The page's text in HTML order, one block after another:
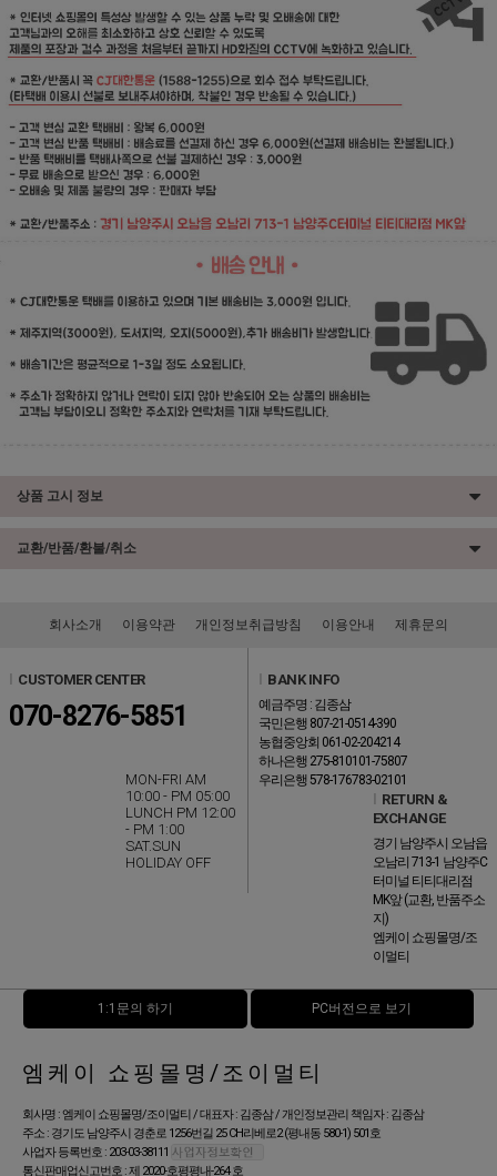
상품 고시 정보
교환/반품/환불/취소
회사소개 이용약관 개인정보취급방침 이용안내 제휴문의
l CUSTOMER CENTER
070-8276-5851
MON-FRI AM
10:00 - PM 05:00
LUNCH PM 12:00
- PM 1:00
SAT.SUN
HOLIDAY OFF
l BANK INFO
예금주명 : 김종삼
국민은행 807-21-0514-390
농협중앙회 061-02-204214
하나은행 275-810101-75807
우리은행 578-176783-02101
l RETURN &
EXCHANGE
경기 남양주시 오남읍
오남리 713-1 남양주C
터미널 티티대리점
MK앞 (교환, 반품주소
지)
엠케이 쇼핑몰명/조
이멀티
1:1문의 하기 PC버전으로 보기
엠케이 쇼핑몰명/조이멀티
회사명 : 엠케이 쇼핑몰명/조이멀티 / 대표자 : 김종삼 / 개인정보관리 책임자 : 김종삼
주소 : 경기도 남양주시 경춘로 1256번길 25 CH리베로2 (평내동 580-1) 501호
사업자 등록번호 : 203-03-38111
통신판매업신고번호 : 제 2020-호평평내-264 호